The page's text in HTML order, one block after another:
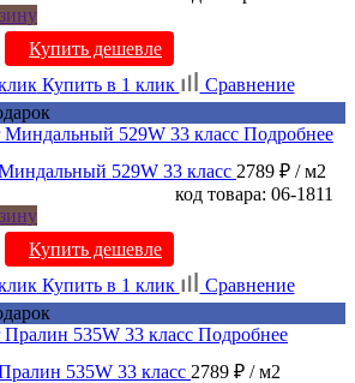
Купить дешевле
Купить в 1 клик
Сравнение
Подробнее
529W 33 класс 2789 ₽ / м2
код товара: 06-1811
Купить дешевле
Купить в 1 клик
Сравнение
Подробнее
535W 33 класс 2789 ₽ / м2